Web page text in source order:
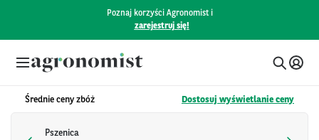
Poznaj korzyści Agronomist i
zarejestruj się!
Średnie ceny zbóż Dostosuj wyświetlanie ceny
Pszenica